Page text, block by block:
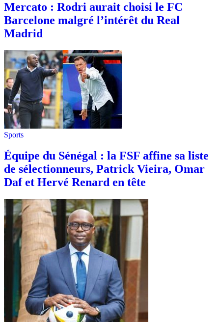
Mercato : Rodri aurait choisi le FC
Barcelone malgré l’intérêt du Real
Madrid
Sports
Équipe du Sénégal : la FSF affine sa liste
de sélectionneurs, Patrick Vieira, Omar
Daf et Hervé Renard en tête